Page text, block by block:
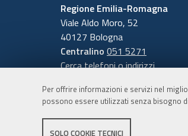
Per offrire informazioni e servizi nel
possono essere utilizzati senza bisogno
SOLO COOKIE TECNICI
Regione Emilia-Romagna
Viale Aldo Moro, 52
40127 Bologna
Centralino 051 5271
Cerca telefoni o indirizzi